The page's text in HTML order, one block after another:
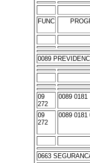
FUNC
0089
09
272
0089 0181
09
272
0089 0181
0663